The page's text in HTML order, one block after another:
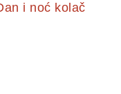
i noć kolač